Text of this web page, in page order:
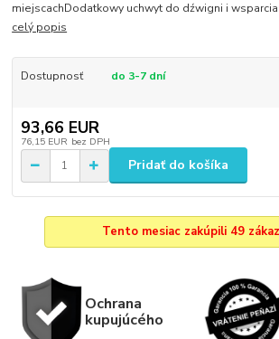
miejscachDodatkowy uchwyt do dźwigni i
celý popis
Dostupnosť do 3-7 dní
93,66 EUR
76,15 EUR bez DPH
Pridať do košíka
Tento mesiac zakúpili 49
Ochrana
kupujúcého